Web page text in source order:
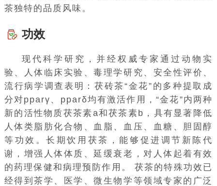
茶独特的品质风味。
功效
现代科学研究，并经权威专家通过动物实
验、人体临床实验、毒理学研究、 安全性评价 、
流行病学调查表明：茯砖茶“金花”的多种提取成
分对pparγ、pparδ均有激活作用，“金花”内两种
新的活性物质茯茶素a和茯茶素b，具有显著降低
人体类脂肪化合物、血脂、血压、血糖、胆固醇
等功效。长期饮用茯茶，能够促进调节新陈代
谢，增强人体体质、延缓衰老，对人体起着有效
的药理保健和病理预防作用。 茯茶的特殊功效已
经得到茶学、医学、微生物学等领域专家的广泛